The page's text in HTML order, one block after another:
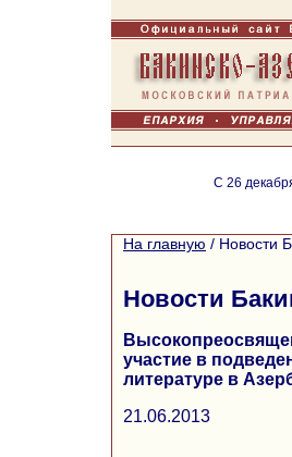
С 26
На главную / Новости
Новости
участие в
литературе в
21.06.2013